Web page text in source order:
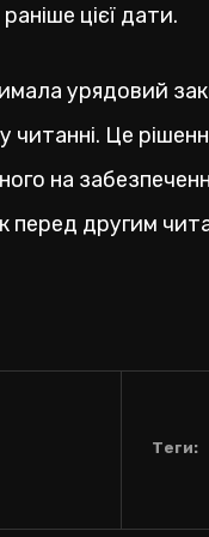
цієї дати.
урядовий
читанні. Це
на
перед другим
Теги: